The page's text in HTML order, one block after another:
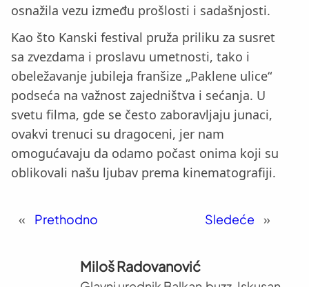
osnažila vezu između prošlosti i sadašnjosti.
Kao što Kanski festival pruža priliku za susret
sa zvezdama i proslavu umetnosti, tako i
obeležavanje jubileja franšize „Paklene ulice“
podseća na važnost zajedništva i sećanja. U
svetu filma, gde se često zaboravljaju junaci,
ovakvi trenuci su dragoceni, jer nam
omogućavaju da odamo počast onima koji su
oblikovali našu ljubav prema kinematografiji.
« Prethodno Sledeće »
Miloš Radovanović